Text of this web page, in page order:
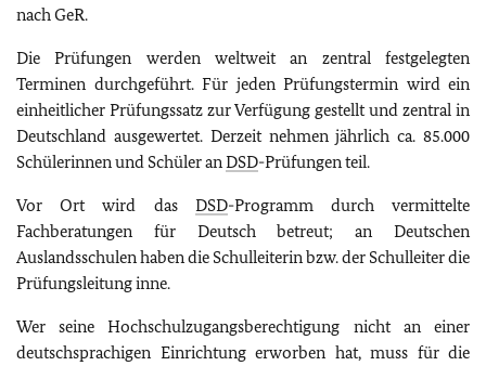
nach GeR.
Die Prüfungen werden weltweit an zentral festgelegten
Terminen durchgeführt. Für jeden Prüfungstermin wird ein
einheitlicher Prüfungssatz zur Verfügung gestellt und zentral in
Deutschland ausgewertet. Derzeit nehmen jährlich ca. 85.000
Schülerinnen und Schüler an DSD-Prüfungen teil.
Vor Ort wird das DSD-Programm durch vermittelte
Fachberatungen für Deutsch betreut; an Deutschen
Auslandsschulen haben die Schulleiterin bzw. der Schulleiter die
Prüfungsleitung inne.
Wer seine Hochschulzugangsberechtigung nicht an einer
deutschsprachigen Einrichtung erworben hat, muss für die